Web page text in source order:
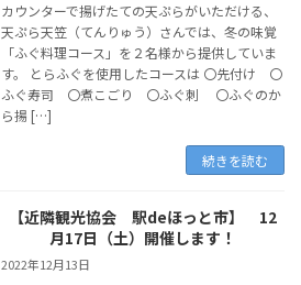
カウンターで揚げたての天ぷらがいただける、
天ぷら天笠（てんりゅう）さんでは、冬の味覚
「ふぐ料理コース」を２名様から提供していま
す。 とらふぐを使用したコースは 〇先付け 〇
ふぐ寿司 〇煮こごり 〇ふぐ刺 〇ふぐのか
ら揚 […]
続きを読む
【近隣観光協会 駅deほっと市】 12
月17日（土）開催します！
2022年12月13日